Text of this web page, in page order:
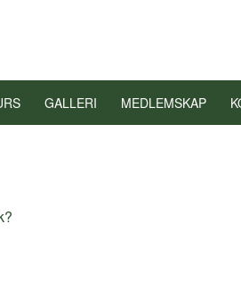
GALLERI MEDLEMSKAP